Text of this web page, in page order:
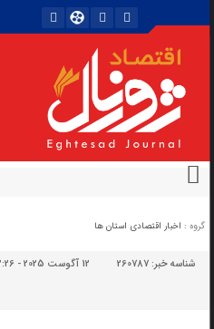
گروه : اخبار اقتصادی استان ها
شناسه خبر:260787 12 آگوست 2025 - 22:26